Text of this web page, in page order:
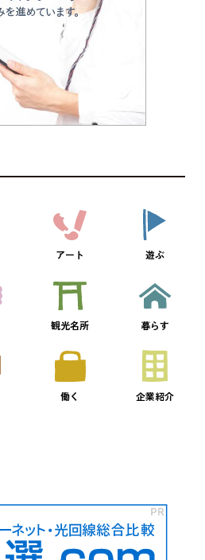
アート 遊ぶ
観光名所 暮らす
働く 企業紹介